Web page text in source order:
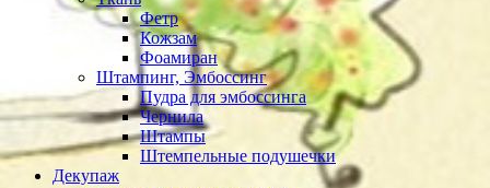
Фетр
Кожзам
Фоамиран
Штампинг, Эмбоссинг
Пудра для эмбоссинга
Чернила
Штампы
Штемпельные подушечки
Декупаж